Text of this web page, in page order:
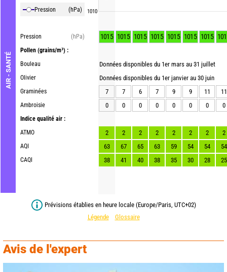
AIR - SANTÉ
Pression (hPa)
Pression
(hPa)
Pollen (grains/m³) :
Bouleau
Olivier
Graminées
Ambroisie
Indice qualité air :
ATMO
AQI
CAQI
1010
1015 1015 1015 1015 1015 1015 1015
Données disponibles du 1er mars au 31 juillet
Données disponibles du 1er janvier au 30 juin
7
7 6 7 9 9 11
11
0
0 0 0 0 0 0 0
2 2 2 2 2 2 2
2
63
67 65 63 59 54 54
54
38
41 40 38 35 30 28 25
Prévisions établies en heure locale (Europe/Paris, UTC+02)
Légende
Glossaire
Avis de l'expert